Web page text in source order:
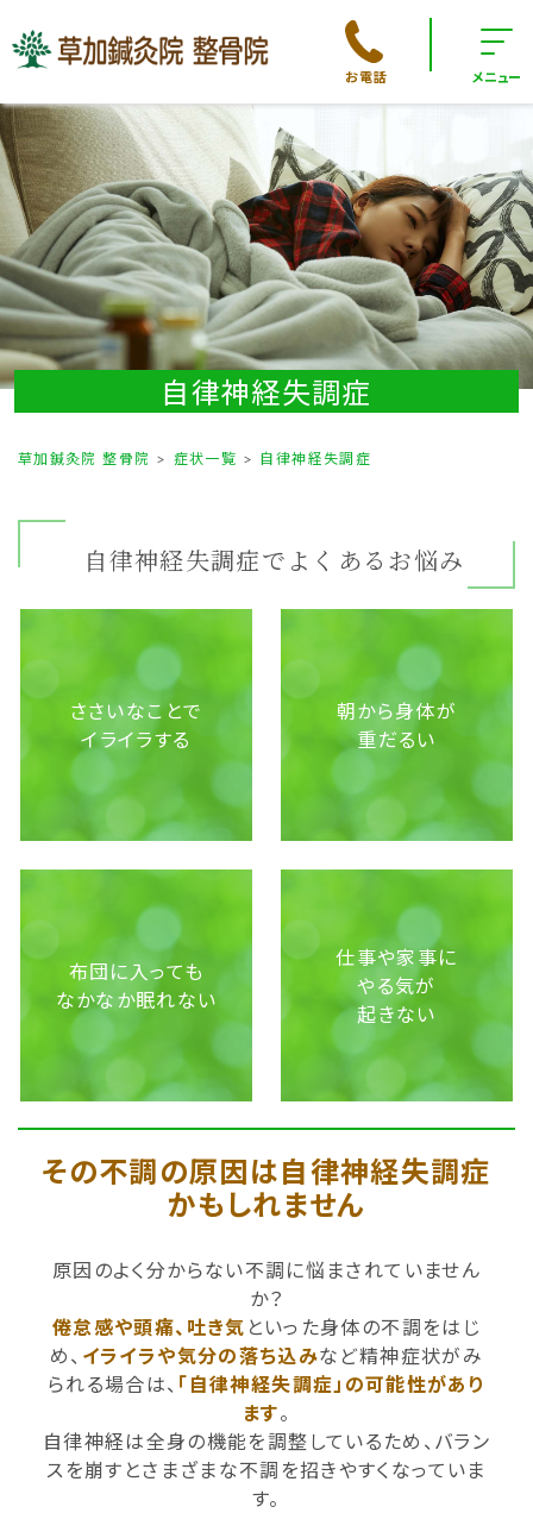
お電話 メニュー
自律神経失調症
草加鍼灸院 整骨院 症状一覧 自律神経失調症
自律神経失調症でよくあるお悩み
ささいなことで
イライラする
朝から身体が
重だるい
布団に入っても
なかなか眠れない
仕事や家事に
やる気が
起きない
その不調の原因は自律神経失調症
かもしれません
原因のよく分からない不調に悩まされていません
か？
倦怠感や頭痛、吐き気 といった身体の不調をはじ
め、 イライラや気分の落ち込みなど精神症状がみ
られる場合は、 「自律神経失調症」の可能性があり
ます。
自律神経は全身の機能を調整しているため、バラン
スを崩すとさまざまな不調を招きやすくなっていま
す。